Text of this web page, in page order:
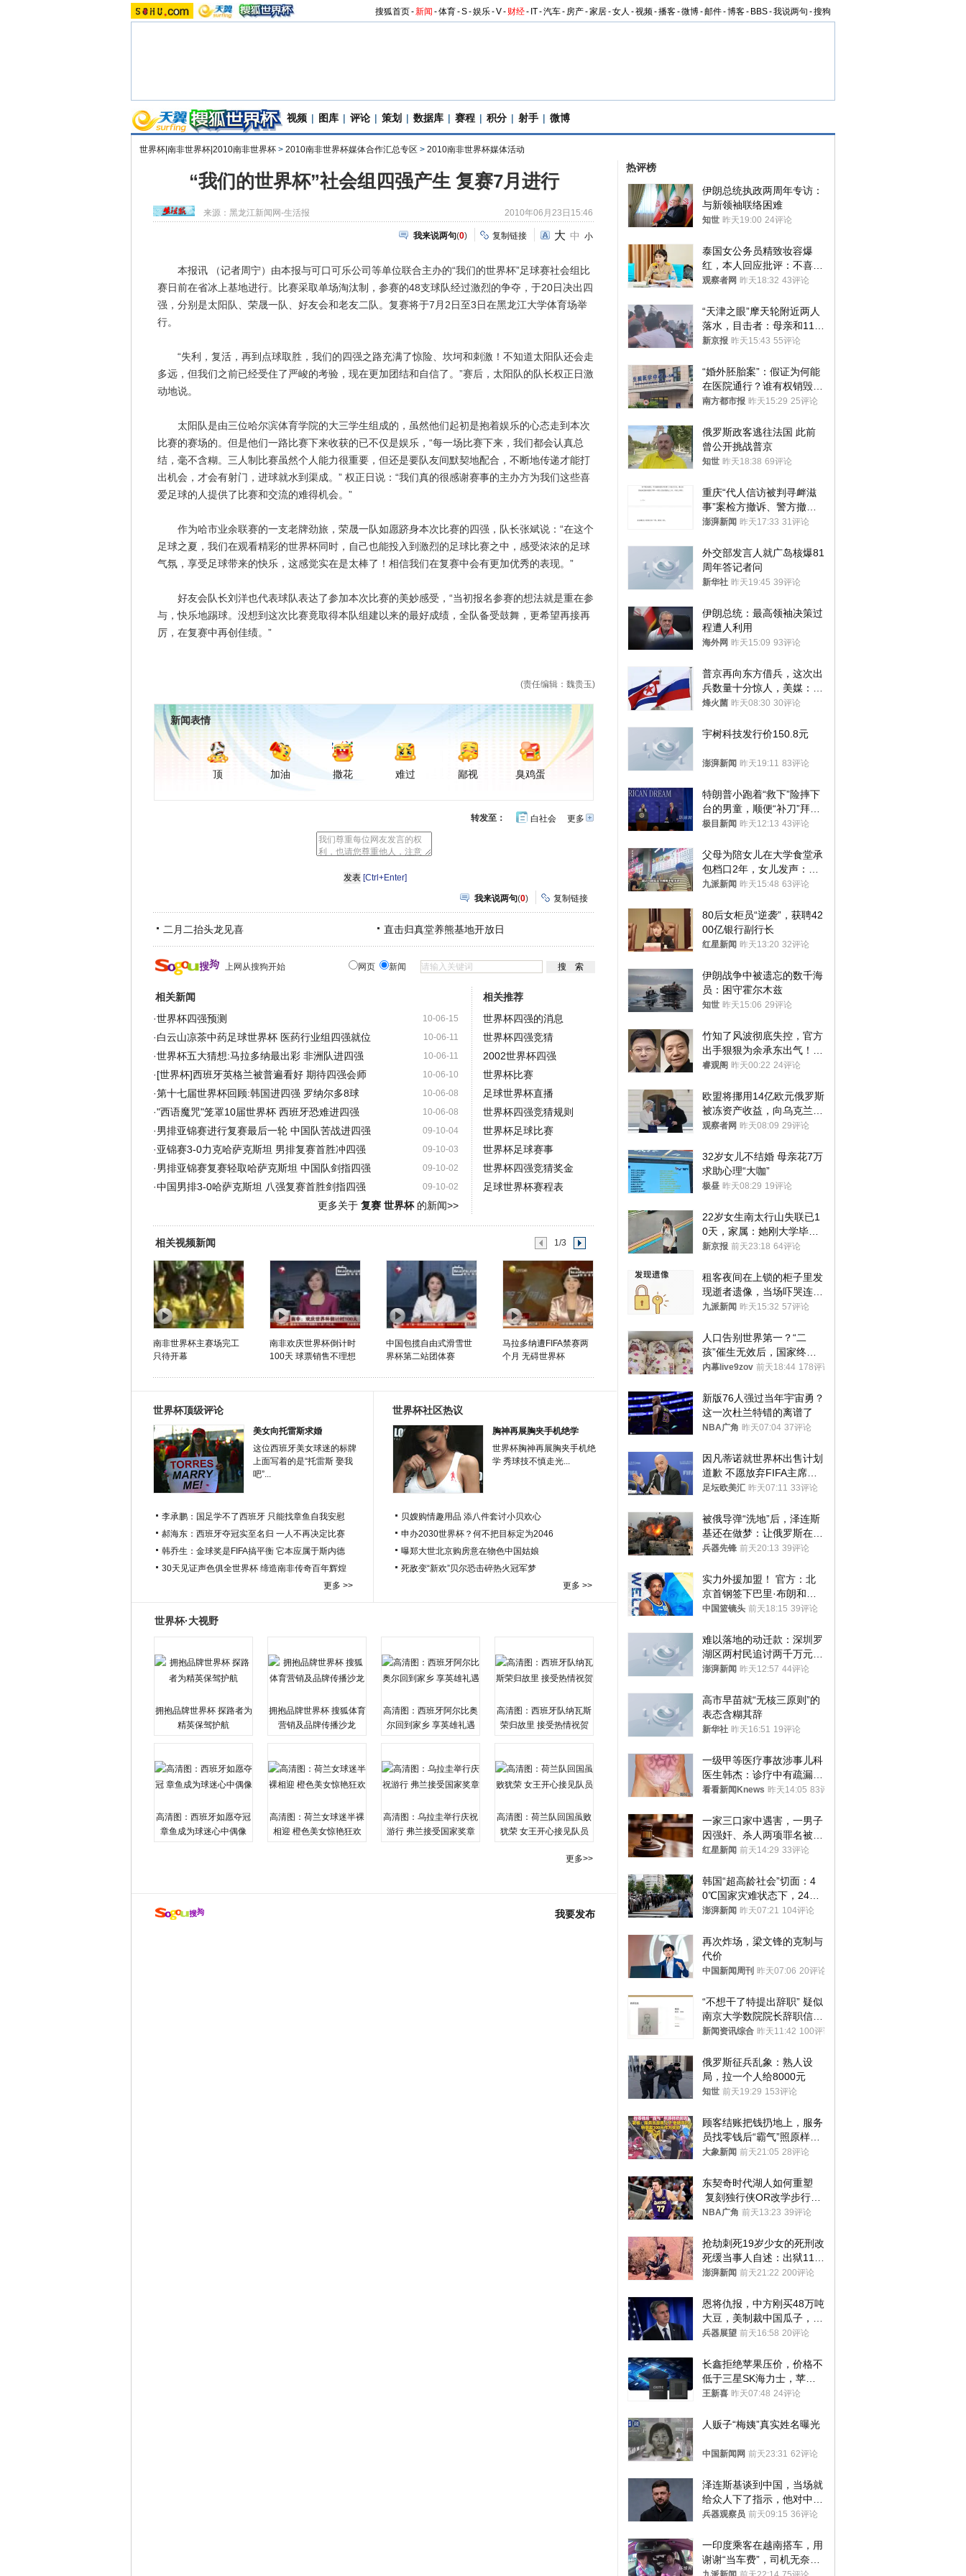
搜狐首页-新闻 -体育-S-娱乐-V- 财经- IT-汽车- 房产-家居-女人 -视频-播客-微博-邮件-博客- BBS-我说两句 -搜狗
视频 | 图库 | 评论 | 策划 | 数据库 | 赛程 | 积分 | 射手 | 微博
世界杯|南非世界杯|2010南非世界杯 > 2010南非世界杯媒体合作汇总专区 > 2010南非世界杯媒体活动
“我们的世界杯”社会组四强产生 复赛7月进行
来源：黑龙江新闻网-生活报 2010年06月23日15:46
我来说两句(0) 复制链接 大 中 小
本报讯 （记者周宁）由本报与可口可乐公司等单位联合主办的“我们的世界杯”足球赛社会组比
赛日前在省冰上基地进行。比赛采取单场淘汰制，参赛的48支球队经过激烈的争夺，于20日决出四
强，分别是太阳队、荣晟一队、好友会和老友二队。复赛将于7月2日至3日在黑龙江大学体育场举
行。
“失利，复活，再到点球取胜，我们的四强之路充满了惊险、坎坷和刺激！不知道太阳队还会走
多远，但我们之前已经受住了严峻的考验，现在更加团结和自信了。”赛后，太阳队的队长权正日激
动地说。
太阳队是由三位哈尔滨体育学院的大三学生组成的，虽然他们起初是抱着娱乐的心态走到本次
比赛的赛场的。但是他们一路比赛下来收获的已不仅是娱乐，“每一场比赛下来，我们都会认真总
结，毫不含糊。三人制比赛虽然个人能力很重要，但还是要队友间默契地配合，不断地传递才能打
出机会，才会有射门，进球就水到渠成。” 权正日说：“我们真的很感谢赛事的主办方为我们这些喜
爱足球的人提供了比赛和交流的难得机会。”
作为哈市业余联赛的一支老牌劲旅，荣晟一队如愿跻身本次比赛的四强，队长张斌说：“在这个
足球之夏，我们在观看精彩的世界杯同时，自己也能投入到激烈的足球比赛之中，感受浓浓的足球
气氛，享受足球带来的快乐，这感觉实在是太棒了！相信我们在复赛中会有更加优秀的表现。”
好友会队长刘洋也代表球队表达了参加本次比赛的美妙感受，“当初报名参赛的想法就是重在参
与，快乐地踢球。没想到这次比赛竟取得本队组建以来的最好成绩，全队备受鼓舞，更希望再接再
厉，在复赛中再创佳绩。”
(责任编辑：魏贵玉)
新闻表情
顶 加油 撒花 难过 鄙视 臭鸡蛋
更多开
转发至： 白社会
[Ctrl+Enter]
我来说两句(0) 复制链接
二月二抬头龙见喜 直击归真堂养熊基地开放日
上网从搜狗开始 网页 新闻
相关新闻
10-06-15
·世界杯四强预测
10-06-11
·白云山凉茶中药足球世界杯 医药行业组四强就位
10-06-11
·世界杯五大猜想:马拉多纳最出彩 非洲队进四强
10-06-10
·[世界杯]西班牙英格兰被普遍看好 期待四强会师
10-06-08
·第十七届世界杯回顾:韩国进四强 罗纳尔多8球
10-06-08
·"西语魔咒"笼罩10届世界杯 西班牙恐难进四强
09-10-04
·男排亚锦赛进行复赛最后一轮 中国队苦战进四强
09-10-03
·亚锦赛3-0力克哈萨克斯坦 男排复赛首胜冲四强
09-10-02
·男排亚锦赛复赛轻取哈萨克斯坦 中国队剑指四强
09-10-02
·中国男排3-0哈萨克斯坦 八强复赛首胜剑指四强
更多关于 复赛 世界杯的新闻>>
相关推荐
世界杯四强的消息
世界杯四强竞猜
2002世界杯四强
世界杯比赛
足球世界杯直播
世界杯四强竞猜规则
世界杯足球比赛
世界杯足球赛事
世界杯四强竞猜奖金
足球世界杯赛程表
相关视频新闻 1/3
南非世界杯主赛场完工
只待开幕
南非欢庆世界杯倒计时
100天 球票销售不理想
中国包揽自由式滑雪世
界杯第二站团体赛
马拉多纳遭FIFA禁赛两
个月 无碍世界杯
世界杯顶级评论
美女向托雷斯求婚
这位西班牙美女球迷的标牌
上面写着的是“托雷斯 娶我
吧”...
李承鹏：国足学不了西班牙 只能找章鱼自我安慰
郝海东：西班牙夺冠实至名归 一人不再决定比赛
韩乔生：金球奖是FIFA搞平衡 它本应属于斯内德
30天见证声色俱全世界杯 缔造南非传奇百年辉煌
更多 >>
世界杯社区热议
胸神再展胸夹手机绝学
世界杯胸神再展胸夹手机绝
学 秀球技不慎走光...
贝嫂购情趣用品 添八件套讨小贝欢心
申办2030世界杯？何不把目标定为2046
曝郑大世北京购房意在物色中国姑娘
死敌变“新欢”贝尔恐击碎热火冠军梦
更多 >>
世界杯·大视野
拥抱品牌世界杯 探路者为
精英保驾护航
拥抱品牌世界杯 搜狐体育
营销及品牌传播沙龙
高清图：西班牙阿尔比奥
尔回到家乡 享英雄礼遇
高清图：西班牙队纳瓦斯
荣归故里 接受热情祝贺
高清图：西班牙如愿夺冠
章鱼成为球迷心中偶像
高清图：荷兰女球迷半裸
相迎 橙色美女惊艳狂欢
高清图：乌拉圭举行庆祝
游行 弗兰接受国家奖章
高清图：荷兰队回国虽败
犹荣 女王开心接见队员
更多>>
我要发布
热评榜
伊朗总统执政两周年专访：
与新领袖联络困难
知世 昨天19:00 24评论
泰国女公务员精致妆容爆
红，本人回应批评：不喜欢
就别看
观察者网 昨天18:32 43评论
“天津之眼”摩天轮附近两人
落水，目击者：母亲和11岁
儿子先后被打捞上岸
新京报 昨天15:43 55评论
“婚外胚胎案”：假证为何能
在医院通行？谁有权销毁胚
胎？
南方都市报 昨天15:29 25评论
俄罗斯政客逃往法国 此前
曾公开挑战普京
知世 昨天18:38 69评论
重庆“代人信访被判寻衅滋
事”案检方撤诉、警方撤
案，两被告人获国赔
澎湃新闻 昨天17:33 31评论
外交部发言人就广岛核爆81
周年答记者问
新华社 昨天19:45 39评论
伊朗总统：最高领袖决策过
程遭人利用
海外网 昨天15:09 93评论
普京再向东方借兵，这次出
兵数量十分惊人，美媒：俄
朝要动真格？
烽火菌 昨天08:30 30评论
宇树科技发行价150.8元
澎湃新闻 昨天19:11 83评论
特朗普小跑着“救下”险摔下
台的男童，顺便“补刀”拜
登：“我可不想他像拜登一
极目新闻 昨天12:13 43评论
父母为陪女儿在大学食堂承
包档口2年，女儿发声：初
衷是为了陪伴，毕业后将不
九派新闻 昨天15:48 63评论
80后女柜员“逆袭”，获聘42
00亿银行副行长
红星新闻 昨天13:20 32评论
伊朗战争中被遗忘的数千海
员：困守霍尔木兹
知世 昨天15:06 29评论
竹知了风波彻底失控，官方
出手狠狠为余承东出气！雷
军果然没说错
睿观阁 昨天00:22 24评论
欧盟将挪用14亿欧元俄罗斯
被冻资产收益，向乌克兰提
供援助
观察者网 昨天08:09 29评论
32岁女儿不结婚 母亲花7万
求助心理“大咖”
极昼 昨天08:29 19评论
22岁女生南太行山失联已1
0天，家属：她刚大学毕业
想到山里旅行
新京报 前天23:18 64评论
租客夜间在上锁的柜子里发
现逝者遗像，当场吓哭连夜
搬离，房东退还押金
九派新闻 昨天15:32 57评论
人口告别世界第一？“二
孩”催生无效后，国家终于
向住房出手了！
内幕live9zov 前天18:44 178评论
新版76人强过当年宇宙勇？
这一次杜兰特错的离谱了
NBA广角 昨天07:04 37评论
因凡蒂诺就世界杯出售计划
道歉 不愿放弃FIFA主席职
位
足坛欧美汇 昨天07:11 33评论
被俄导弹“洗地”后，泽连斯
基还在做梦：让俄罗斯在冬
季前求和？
兵器先锋 前天20:13 39评论
实力外援加盟！ 官方：北
京首钢签下巴里·布朗和桑
普森
中国篮镜头 前天18:15 39评论
难以落地的动迁款：深圳罗
湖区两村民追讨两千万元动
迁款八年未果
澎湃新闻 昨天12:57 44评论
高市早苗就“无核三原则”的
表态含糊其辞
新华社 昨天16:51 19评论
一级甲等医疗事故涉事儿科
医生韩杰：诊疗中有疏漏，
我认错，但不能认罪
看看新闻Knews 昨天14:05 83评论
一家三口家中遇害，一男子
因强奸、杀人两项罪名被判
死缓 最高检介入后改判无
红星新闻 前天14:29 33评论
韩国“超高龄社会”切面：4
0℃国家灾难状态下，2400
名首尔老人还在巷子里收废
澎湃新闻 昨天07:21 104评论
再次炸场，梁文锋的克制与
代价
中国新闻周刊 昨天07:06 20评论
“不想干了特提出辞职” 疑似
南京大学数院院长辞职信流
传 院方回应
新闻资讯综合 昨天11:42 100评论
俄罗斯征兵乱象：熟人设
局，拉一个人给8000元
知世 前天19:29 153评论
顾客结账把钱扔地上，服务
员找零钱后“霸气”照原样扔
回去
大象新闻 前天21:05 28评论
东契奇时代湖人如何重塑
复刻独行侠OR改学步行
者？
NBA广角 前天13:23 39评论
抢劫刺死19岁少女的死刑改
死缓当事人自述：出狱11年
间始终刻意躲避被害人家属
澎湃新闻 前天21:22 200评论
恩将仇报，中方刚买48万吨
大豆，美制裁中国瓜子，布
林肯措辞变了
兵器展望 前天16:58 20评论
长鑫拒绝苹果压价，价格不
低于三星SK海力士，苹果
失去了议价权
王新喜 昨天07:48 24评论
人贩子“梅姨”真实姓名曝光
中国新闻网 前天23:31 62评论
泽连斯基谈到中国，当场就
给众人下了指示，他对中国
和中乌关系，显然又有了新
兵器观察员 前天09:15 36评论
一印度乘客在越南搭车，用
谢谢“当车费”，司机无奈发